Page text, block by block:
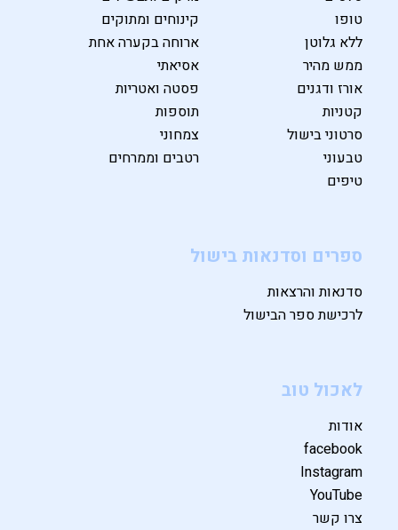
טופו
קינוחים ומתוקים
ללא גלוטן
ארוחה בקערה אחת
ממש מהיר
אסיאתי
אורז ודגנים
פסטה ואטריות
קטניות
תוספות
סרטוני בישול
צמחוני
טבעוני
רטבים וממרחים
טיפים
ספרים וסדנאות בישול
סדנאות והרצאות
לרכישת ספר הבישול
לאכול טוב
אודות
facebook
Instagram
YouTube
צרו קשר